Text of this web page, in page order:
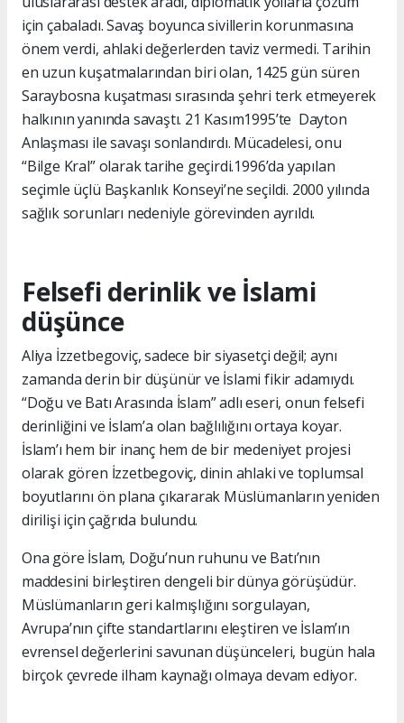
için çabaladı. Savaş boyunca sivillerin korunmasına
önem verdi, ahlaki değerlerden taviz vermedi. Tarihin
en uzun kuşatmalarından biri olan, 1425 gün süren
Saraybosna kuşatması sırasında şehri terk etmeyerek
halkının yanında savaştı. 21 Kasım1995’te Dayton
Anlaşması ile savaşı sonlandırdı. Mücadelesi, onu
“Bilge Kral” olarak tarihe geçirdi.1996’da yapılan
seçimle üçlü Başkanlık Konseyi’ne seçildi. 2000 yılında
sağlık sorunları nedeniyle görevinden ayrıldı.
Felsefi derinlik ve İslami
düşünce
Aliya İzzetbegoviç, sadece bir siyasetçi değil; aynı
zamanda derin bir düşünür ve İslami fikir adamıydı.
“Doğu ve Batı Arasında İslam” adlı eseri, onun felsefi
derinliğini ve İslam’a olan bağlılığını ortaya koyar.
İslam’ı hem bir inanç hem de bir medeniyet projesi
olarak gören İzzetbegoviç, dinin ahlaki ve toplumsal
boyutlarını ön plana çıkararak Müslümanların yeniden
dirilişi için çağrıda bulundu.
Ona göre İslam, Doğu’nun ruhunu ve Batı’nın
maddesini birleştiren dengeli bir dünya görüşüdür.
Müslümanların geri kalmışlığını sorgulayan,
Avrupa’nın çifte standartlarını eleştiren ve İslam’ın
evrensel değerlerini savunan düşünceleri, bugün hala
birçok çevrede ilham kaynağı olmaya devam ediyor.